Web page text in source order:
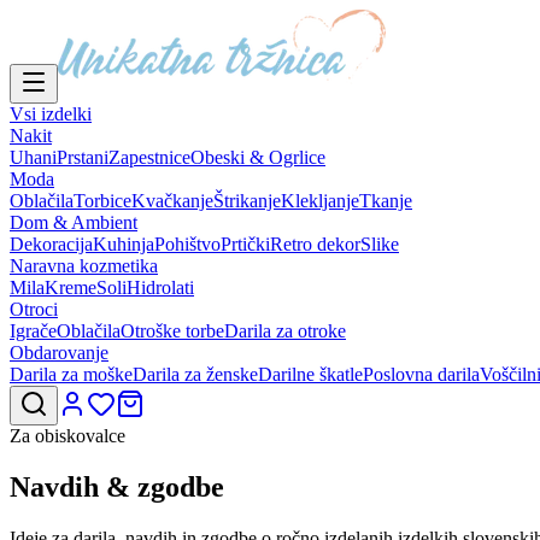
Vsi izdelki
Nakit
UhaniPrstaniZapestniceObeski & Ogrlice
Moda
OblačilaTorbiceKvačkanjeŠtrikanjeKlekljanjeTkanje
Dom & Ambient
DekoracijaKuhinjaPohištvoPrtičkiRetro dekorSlike
Naravna kozmetika
MilaKremeSoliHidrolati
Otroci
IgračeOblačilaOtroške torbeDarila za otroke
Obdarovanje
Darila za moškeDarila za ženskeDarilne škatlePoslovna darila
Za obiskovalce
Navdih & zgodbe